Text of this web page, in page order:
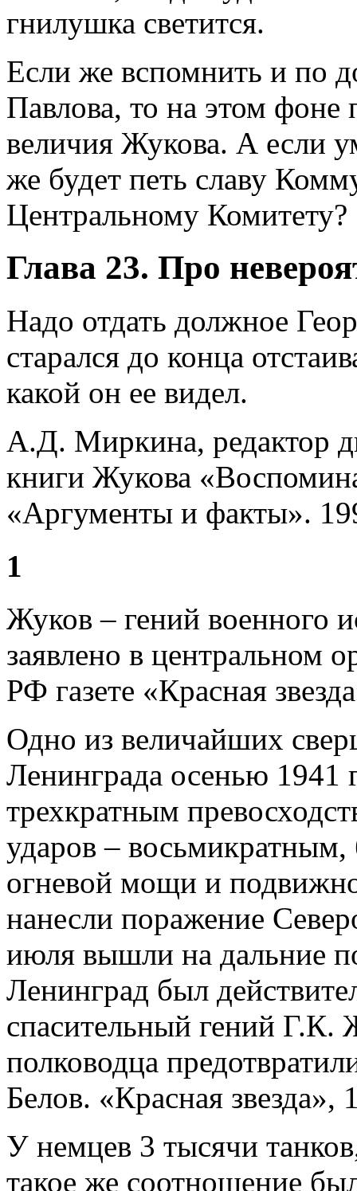
гнилушка светится.
Если же вспомнить и по
Павлова, то на этом фоне
величия Жукова. А если
же будет петь славу
Центральному Комитету?
Глава 23. Про
Надо отдать должное
старался до конца
какой он ее видел.
А.Д. Миркина, редактор
книги Жукова
«Аргументы и факты».
1
Жуков – гений военного
заявлено в центральном
РФ газете «Красная
Одно из величайших
Ленинграда осенью 1941
трехкратным
ударов –
огневой мощи и
нанесли поражение
июля вышли на дальние
Ленинград был
спасительный гений Г.К.
полководца
Белов. «Красная звезда»,
У немцев 3 тысячи
такое же соотношение